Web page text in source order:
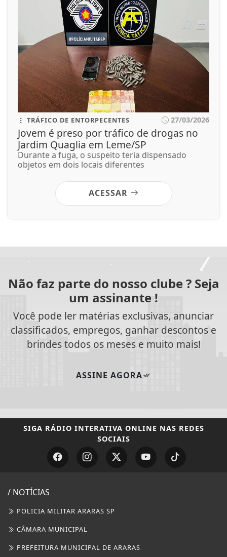
TRÁFICO DE ENTORPECENTES 27/03/2026
Jovem é preso por tráfico de drogas no
Jardim Quaglia em Leme/SP
Durante a fuga, o suspeito teria dispensado
objetos em dois locais diferentes
ACESSAR
Não faz parte do nosso clube ? Seja
um assinante !
Você pode ler matérias exclusivas, anunciar
classificados, empregos, ganhar descontos e
brindes todos os meses e muito mais!
ASSINE AGORA
SIGA RÁDIO INTERATIVA ONLINE NAS REDES
SOCIAIS
/ NOTÍCIAS
POLICIA MILITAR ARARAS SP
CÂMARA MUNICIPAL
PREFEITURA MUNICIPAL DE ARARAS